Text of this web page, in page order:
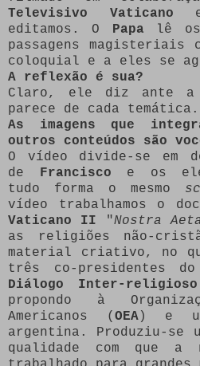
Televisivo Vaticano e
editamos. O Papa lê
passagens magisteriais
coloquial e a eles se
A reflexão é sua?
Claro, ele diz ante a
parece de cada temática.
As imagens que
outros conteúdos são
O vídeo divide-se em
de Francisco e os
tudo forma o mesmo
vídeo trabalhamos o
Vaticano II "Nostra
as religiões não-
material criativo, no
três co-presidentes
Diálogo Inter-religioso
propondo à
Americanos ( OEA) e
argentina. Produziu-se
qualidade com que a